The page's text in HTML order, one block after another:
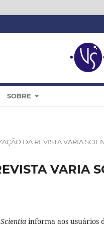
SOBRE
DA REVISTA VARIA
VARIA
informa aos usuários